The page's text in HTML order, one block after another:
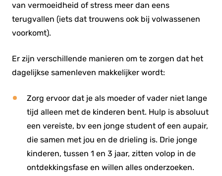
van vermoeidheid of stress meer dan eens
terugvallen (iets dat trouwens ook bij volwassenen
voorkomt).
Er zijn verschillende manieren om te zorgen dat het
dagelijkse samenleven makkelijker wordt:
Zorg ervoor dat je als moeder of vader niet lange
tijd alleen met de kinderen bent. Hulp is absoluut
een vereiste, bv een jonge student of een aupair,
die samen met jou en de drieling is. Drie jonge
kinderen, tussen 1 en 3 jaar, zitten volop in de
ontdekkingsfase en willen alles onderzoeken.